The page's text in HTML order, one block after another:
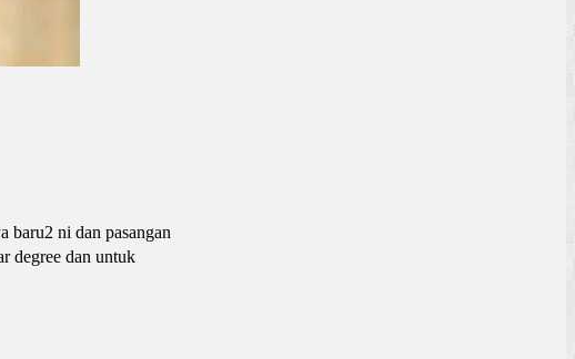
baru2 ni dan pasangan
degree dan untuk